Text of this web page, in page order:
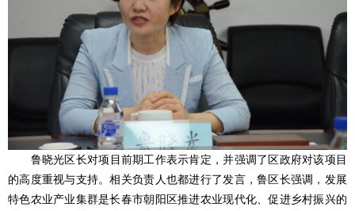
鲁晓光区长对项目前期工作表示肯定，并强调了区政府对该项目
的高度重视与支持。相关负责人也都进行了发言，鲁区长强调，发展
特色农业产业集群是长春市朝阳区推进农业现代化、促进乡村振兴的